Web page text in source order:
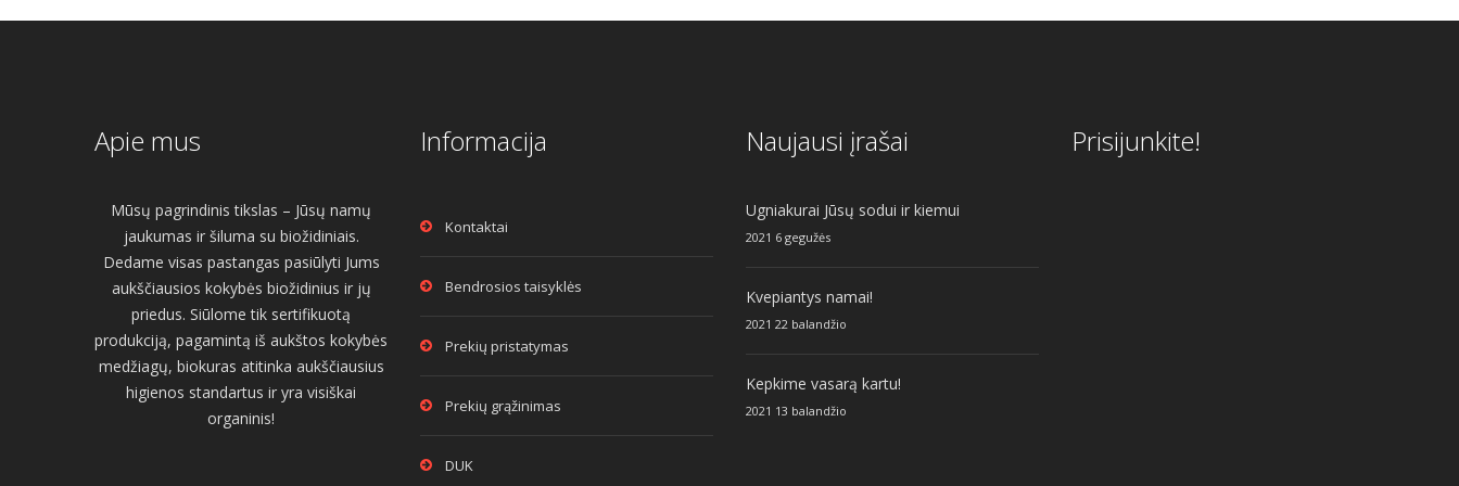
Apie mus
Mūsų pagrindinis tikslas – Jūsų namų
jaukumas ir šiluma su biožidiniais.
Dedame visas pastangas pasiūlyti Jums
aukščiausios kokybės biožidinius ir jų
priedus. Siūlome tik sertifikuotą
produkciją, pagamintą iš aukštos kokybės
medžiagų, biokuras atitinka aukščiausius
higienos standartus ir yra visiškai
organinis!
Informacija
Kontaktai
Bendrosios taisyklės
Prekių pristatymas
Prekių grąžinimas
DUK
Naujausi įrašai
Ugniakurai Jūsų sodui ir kiemui
2021 6 gegužės
Kvepiantys namai!
2021 22 balandžio
Kepkime vasarą kartu!
2021 13 balandžio
Prisijunkite!